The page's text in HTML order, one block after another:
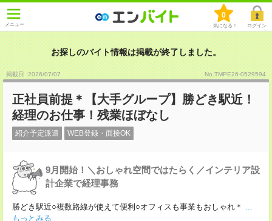
メニュー
0
気になる！ ログイン
お探しのバイト情報は掲載が終了しました。
掲載日 :2026/07/07 No.TMPE26-0529594
正社員前提＊【大手グループ】勝どき駅近！
経理のお仕事！残業ほぼなし
紹介予定派遣 WEB登録・面接OK
9月開始！＼おしゃれ空間ではたらく／インテリア設
計企業で経理事務
勝どき駅近○複数路線が使えて便利○オフィスも事業もおしゃれ＊ ...
もっとみる